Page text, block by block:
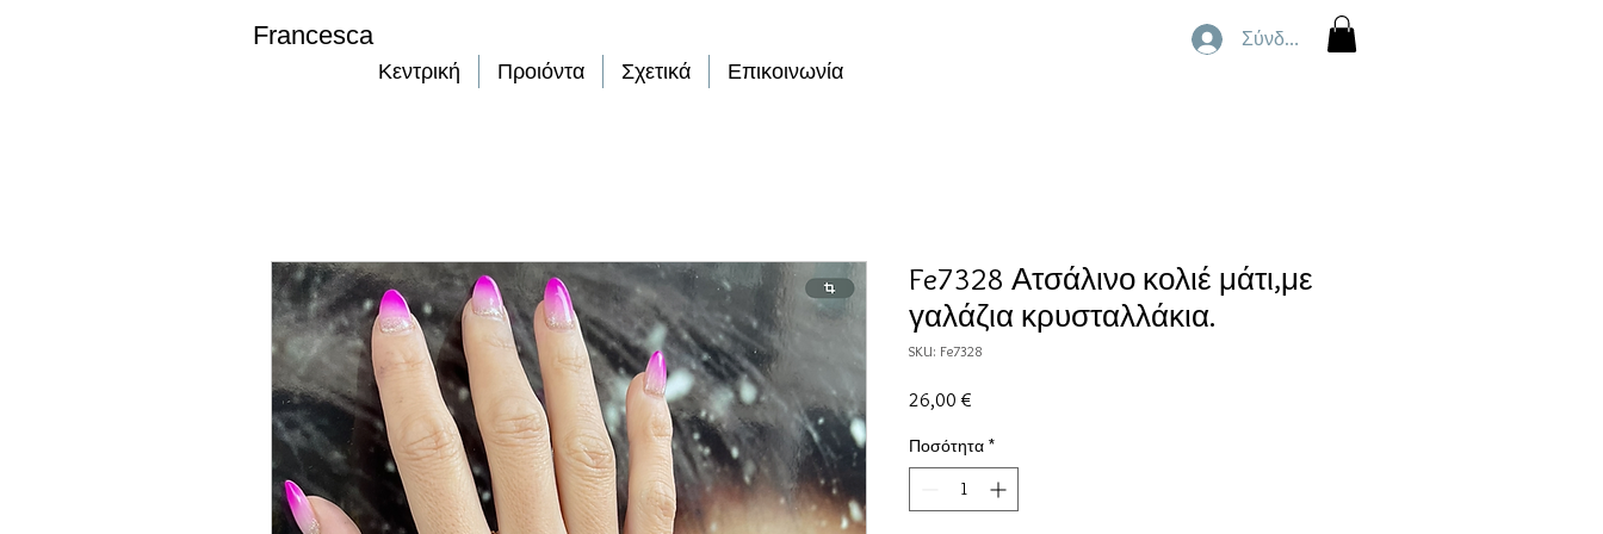
Κεντρική Προιόντα Σχετικά Επικοινωνία
Σύνδεση
Fe7328 Ατσάλινο κολιέ μάτι,με
γαλάζια κρυσταλλάκια.
SKU: Fe7328
26,00 €
Ποσότητα *
Francesca